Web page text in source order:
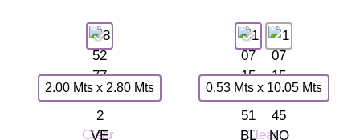
2.00 Mts x 2.80 Mts
Clear
0.53 Mts x 10.05 Mts
Clear